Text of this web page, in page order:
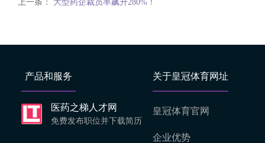
上一条： 大型药企裁员率飙升280%！
产品和服务
医药之梯人才网
免费发布职位并下载简历
关于皇冠体育网址
皇冠体育官网
企业优势